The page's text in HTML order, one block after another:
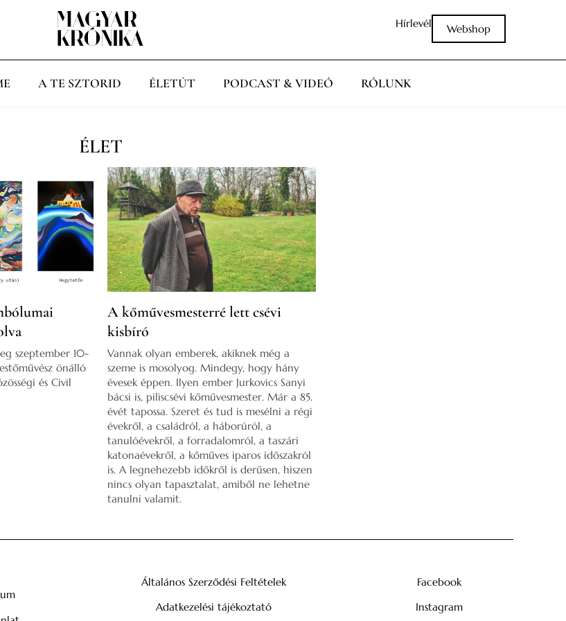
Hírlevél Webshop
A TE SZTORID ÉLETÚT PODCAST & VIDEÓ RÓLUNK
ÉLET
szeptember 10-
önálló
és Civil
A kőművesmesterré lett csévi
kisbíró
Vannak olyan emberek, akiknek még a
szeme is mosolyog. Mindegy, hogy hány
évesek éppen. Ilyen ember Jurkovics Sanyi
bácsi is, piliscsévi kőművesmester. Már a 85.
évét tapossa. Szeret és tud is mesélni a régi
évekről, a családról, a háborúról, a
tanulóévekről, a forradalomról, a taszári
katonaévekről, a kőműves iparos időszakról
is. A legnehezebb időkről is derűsen, hiszen
nincs olyan tapasztalat, amiből ne lehetne
tanulni valamit.
Általános Szerződési Feltételek
Adatkezelési tájékoztató
Facebook
Instagram